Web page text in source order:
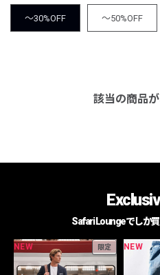
～30%OFF ～50%OFF
該当の商品
Safari Loungeでしか
NEW 限定 NEW